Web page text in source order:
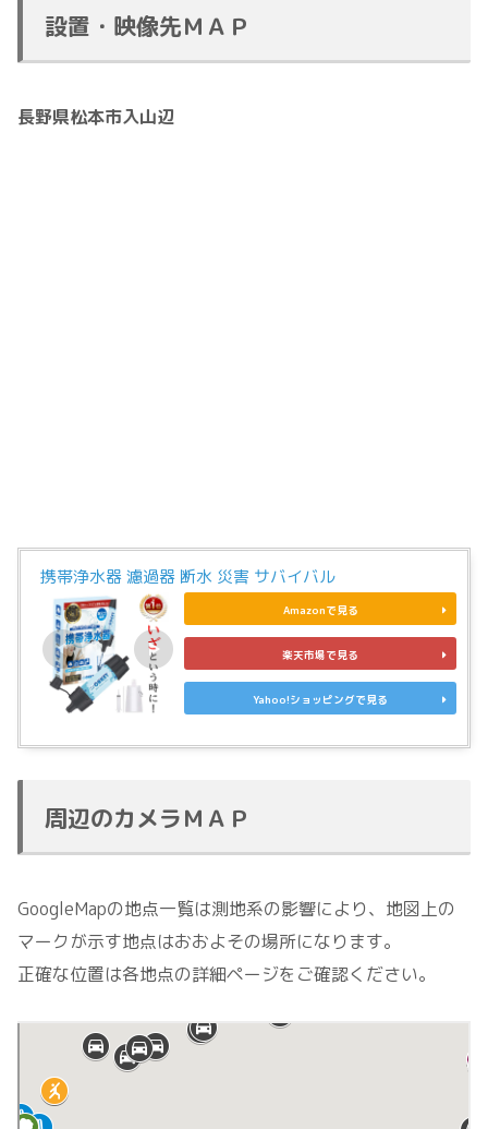
設置・映像先ＭＡＰ
長野県松本市入山辺
携帯浄水器 濾過器 断水 災害 サバイバル
Amazonで見る
楽天市場で見る
Yahoo!ショッピングで見る
周辺のカメラＭＡＰ
GoogleMapの地点一覧は測地系の影響により、地図上の
マークが示す地点はおおよその場所になります。
正確な位置は各地点の詳細ページをご確認ください。